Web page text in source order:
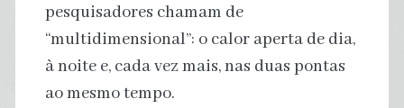
pesquisadores chamam de
“multidimensional”: o calor aperta de dia,
à noite e, cada vez mais, nas duas pontas
ao mesmo tempo.